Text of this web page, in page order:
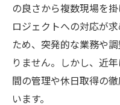
の良さから複数現場を
ロジェクトへの対応が
ため、突発的な業務や
りません。しかし、近
間の管理や休日取得の
います。